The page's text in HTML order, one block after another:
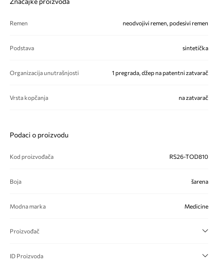
Remen neodvojivi remen, podesivi remen
Podstava sintetička
Organizacija unutrašnjosti 1 pregrada, džep na patentni zatvarač
Vrsta kopčanja na zatvarač
Podaci o proizvodu
Kod proizvođača RS26-TOD810
Boja šarena
Modna marka Medicine
Proizvođač
ID Proizvoda